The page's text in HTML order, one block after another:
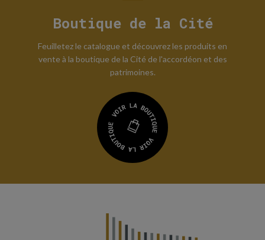
Boutique de la Cité
Feuilletez le catalogue et découvrez les produits en
vente à la boutique de la Cité de l'accordéon et des
patrimoines.